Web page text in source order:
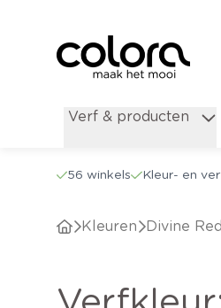
Verf & producten
56 winkels Kleur- en
Kleuren Divine Red